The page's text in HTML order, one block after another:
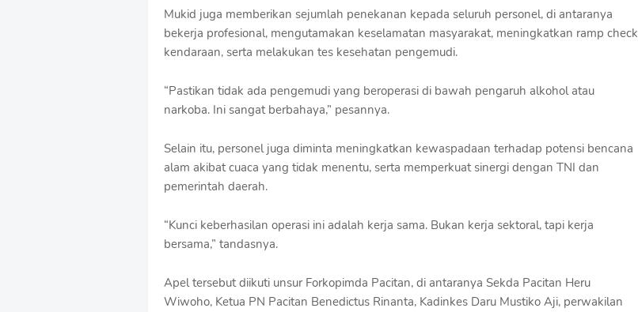
Mukid juga memberikan sejumlah penekanan kepada seluruh personel, di antaranya
bekerja profesional, mengutamakan keselamatan masyarakat, meningkatkan ramp check
kendaraan, serta melakukan tes kesehatan pengemudi.
“Pastikan tidak ada pengemudi yang beroperasi di bawah pengaruh alkohol atau
narkoba. Ini sangat berbahaya,” pesannya.
Selain itu, personel juga diminta meningkatkan kewaspadaan terhadap potensi bencana
alam akibat cuaca yang tidak menentu, serta memperkuat sinergi dengan TNI dan
pemerintah daerah.
“Kunci keberhasilan operasi ini adalah kerja sama. Bukan kerja sektoral, tapi kerja
bersama,” tandasnya.
Apel tersebut diikuti unsur Forkopimda Pacitan, di antaranya Sekda Pacitan Heru
Wiwoho, Ketua PN Pacitan Benedictus Rinanta, Kadinkes Daru Mustiko Aji, perwakilan